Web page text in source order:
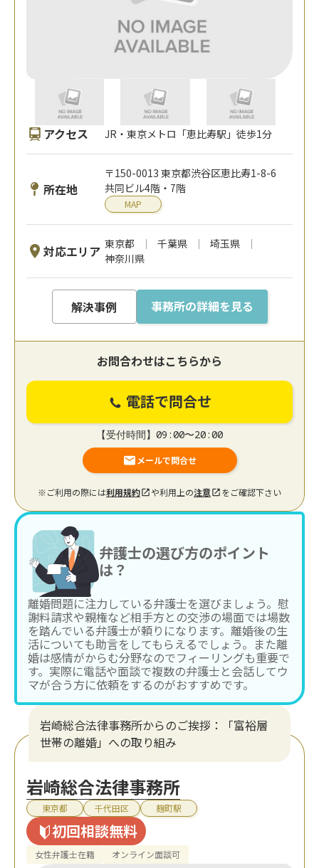
アクセス JR・東京メトロ「恵比寿駅」徒歩1分
所在地
〒150-0013 東京都渋谷区恵比寿1-8-6
共同ビル4階・7階
MAP
対応エリア 東京都 千葉県
埼玉県
神奈川県
解決事例 事務所の詳細を見る
お問合わせはこちらから
電話で問合せ
【受付時間】09:00〜20:00
メールで問合せ
※ご利用の際には利用規約 や利用上の注意 をご確認下さい
弁護士の選び方のポイント
は？
離婚問題に注力している弁護士を選びましょう。慰
謝料請求や親権など相手方との交渉の場面では場数
を踏んでいる弁護士が頼りになります。離婚後の生
活についても助言をしてもらえるでしょう。また離
婚は感情がからむ分野なのでフィーリングも重要で
す。実際に電話や面談で複数の弁護士と会話してウ
マが合う方に依頼をするのがおすすめです。
岩崎総合法律事務所からのご挨拶：「富裕層
世帯の離婚」への取り組み
岩崎総合法律事務所
東京都 千代田区 麹町駅
初回相談無料
女性弁護士在籍 オンライン面談可